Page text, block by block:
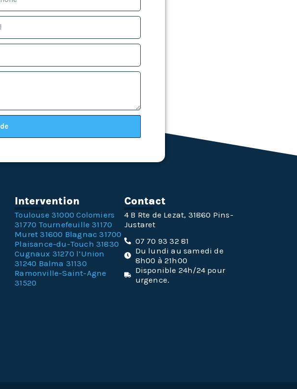
Intervention
Toulouse 31000 Colomiers
31770 Tournefeuille 31170
Muret 31600 Blagnac 31700
Plaisance-du-Touch 31830
Cugnaux 31270 l’Union
31240 Balma 31130
Ramonville-Saint-Agne
31520
Contact
4 B Rte de Lezat, 31860 Pins-
Justaret
07 70 93 32 81
Du lundi au samedi de
8h00 à 21h00
Disponible 24h/24 pour
urgence.